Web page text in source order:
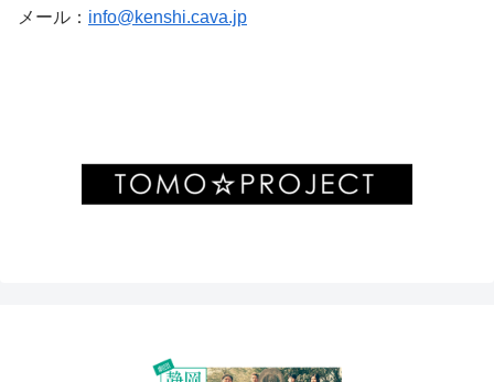
メール： info@kenshi.cava.jp